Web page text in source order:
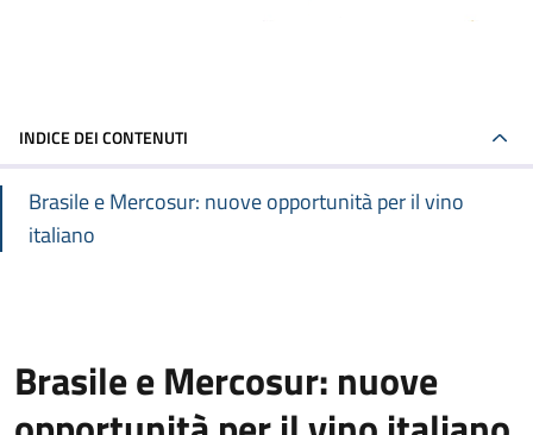
INDICE DEI CONTENUTI
Brasile e Mercosur: nuove opportunità per il vino
italiano
Brasile e Mercosur: nuove